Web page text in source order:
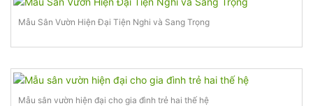
Mẫu Sân Vườn Hiện Đại Tiện Nghi và Sang Trọng
Mẫu sân vườn hiện đại cho gia đình trẻ hai thế hệ